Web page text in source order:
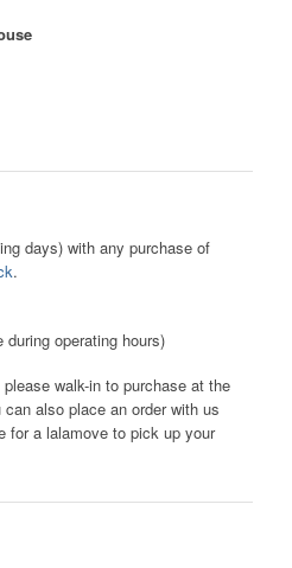
days) with any purchase of
.
during operating hours)
walk-in to purchase at the
also place an order with us
for a lalamove to pick up your